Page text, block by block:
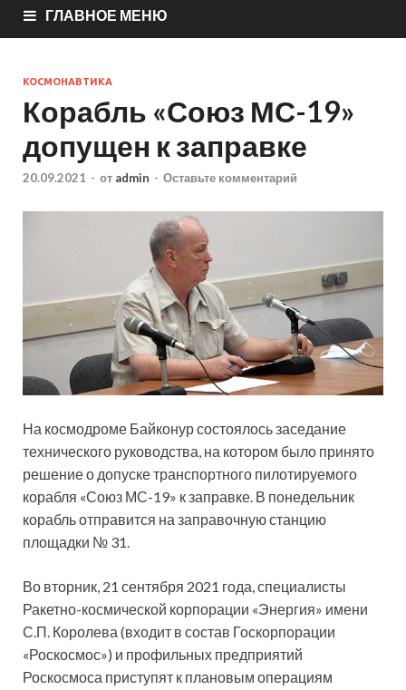
ГЛАВНОЕ МЕНЮ
КОСМОНАВТИКА
Корабль «Союз МС-19»
допущен к заправке
20.09.2021 - от admin - Оставьте комментарий
На космодроме Байконур состоялось заседание
технического руководства, на котором было принято
решение о допуске транспортного пилотируемого
корабля «Союз МС-19» к заправке. В понедельник
корабль отправится на заправочную станцию
площадки № 31.
Во вторник, 21 сентября 2021 года, специалисты
Ракетно-космической корпорации «Энергия» имени
С.П. Королева (входит в состав Госкорпорации
«Роскосмос») и профильных предприятий
Роскосмоса приступят к плановым операциям